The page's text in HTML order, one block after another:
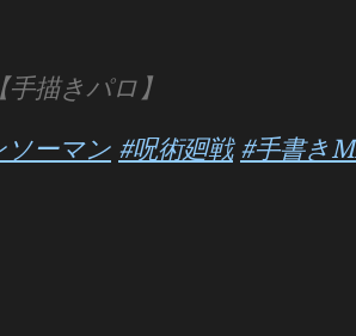
描きパロ】
ーマン #呪術廻戦 #手書き